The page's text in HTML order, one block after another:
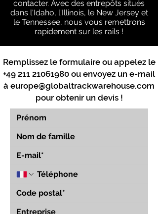
contacter. Avec des entrepôts situés
dans l'Idaho, l'Illinois, le New Jersey et
le Tennessee, nous vous remettrons
rapidement sur les rails !
Remplissez le formulaire ou appelez le
+49 211 21061980 ou envoyez un e-mail
à europe@globaltrackwarehouse.com
pour obtenir un devis !